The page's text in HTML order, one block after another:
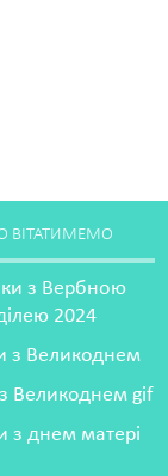
ВІТАТИМЕМО
з Вербною
2024
з Великоднем
Великоднем gif
з днем матері